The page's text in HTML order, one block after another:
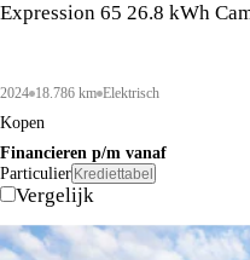
Expression 65 26.8 kWh
2024 18.786 km Elektrisch
Kopen
Financieren p/m vanaf
Particulier Krediettabel
Vergelijk